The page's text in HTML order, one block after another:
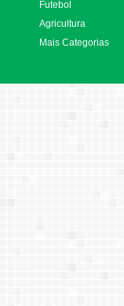
Futebol
Agricultura
Mais Categorias